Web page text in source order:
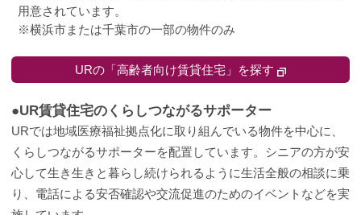
用意されています。
※横浜市または千葉市の一部の物件のみ
URの「高齢者向け賃貸住宅」を探す
●UR賃貸住宅のくらしつながるサポーター
URでは地域医療福祉拠点化に取り組んでいる物件を中心に、
くらしつながるサポーターを配置しています。シニアの方が安
心して生き生きと暮らし続けられるように生活全般の相談に乗
り、電話による安否確認や交流促進のためのイベントなどを実